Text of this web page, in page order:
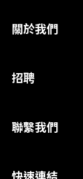
關於我們
招聘
聯繫我們